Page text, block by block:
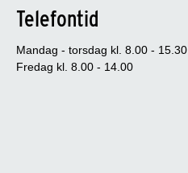
Telefontid
Mandag - torsdag kl. 8.00 - 15.30
Fredag kl. 8.00 - 14.00